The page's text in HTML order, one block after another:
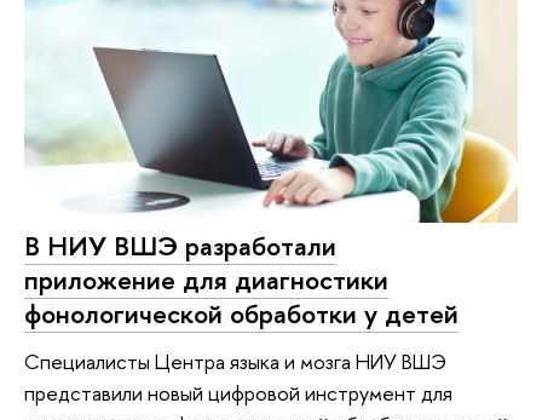
В НИУ ВШЭ разработали
приложение для диагностики
фонологической обработки у детей
Специалисты Центра языка и мозга НИУ ВШЭ
представили новый цифровой инструмент для